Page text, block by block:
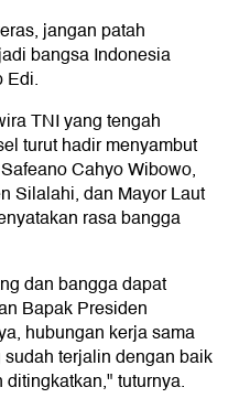
jangan patah
bangsa Indonesia
Edi.
TNI yang tengah
turut hadir menyambut
Cahyo Wibowo,
Silalahi, dan Mayor Laut
rasa bangga
dan bangga dapat
Bapak Presiden
hubungan kerja sama
terjalin dengan baik
tuturnya.